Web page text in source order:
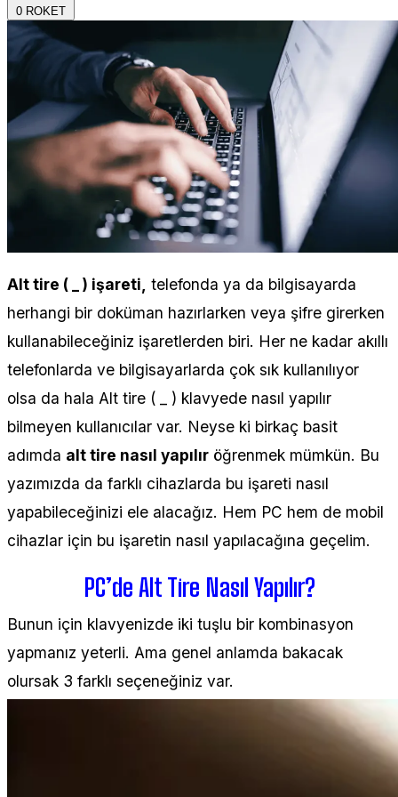
0 ROKET
Alt tire ( _ ) işareti, telefonda ya da bilgisayarda
herhangi bir doküman hazırlarken veya şifre girerken
kullanabileceğiniz işaretlerden biri. Her ne kadar akıllı
telefonlarda ve bilgisayarlarda çok sık kullanılıyor
olsa da hala Alt tire ( _ ) klavyede nasıl yapılır
bilmeyen kullanıcılar var. Neyse ki birkaç basit
adımda alt tire nasıl yapılır öğrenmek mümkün. Bu
yazımızda da farklı cihazlarda bu işareti nasıl
yapabileceğinizi ele alacağız. Hem PC hem de mobil
cihazlar için bu işaretin nasıl yapılacağına geçelim.
PC’de Alt Tire Nasıl Yapılır?
Bunun için klavyenizde iki tuşlu bir kombinasyon
yapmanız yeterli. Ama genel anlamda bakacak
olursak 3 farklı seçeneğiniz var.